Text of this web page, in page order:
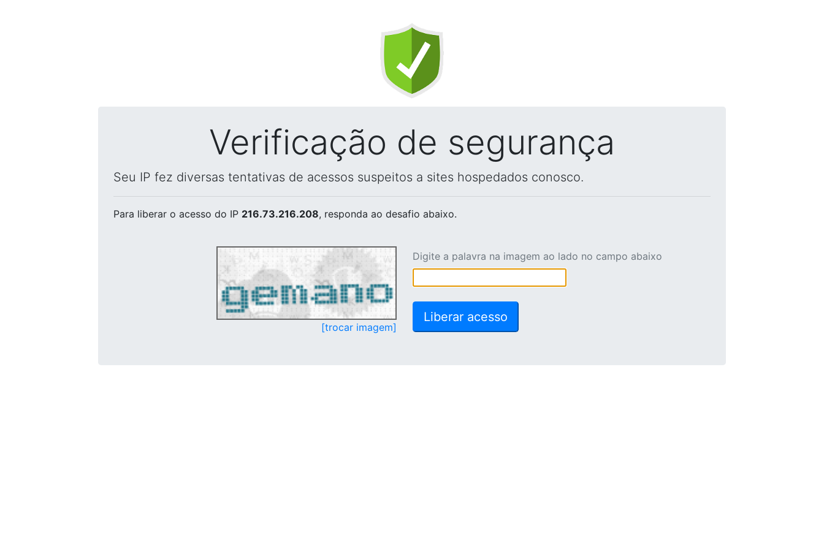
Verificação de segurança
Seu IP fez diversas tentativas de acessos suspeitos a sites hospedados conosco.
Para liberar o acesso do IP 216.73.216.208, responda ao desafio abaixo.
[trocar imagem]
Digite a palavra na imagem ao lado no campo abaixo